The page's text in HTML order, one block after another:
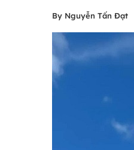
By Nguyễn Tấn Đạt